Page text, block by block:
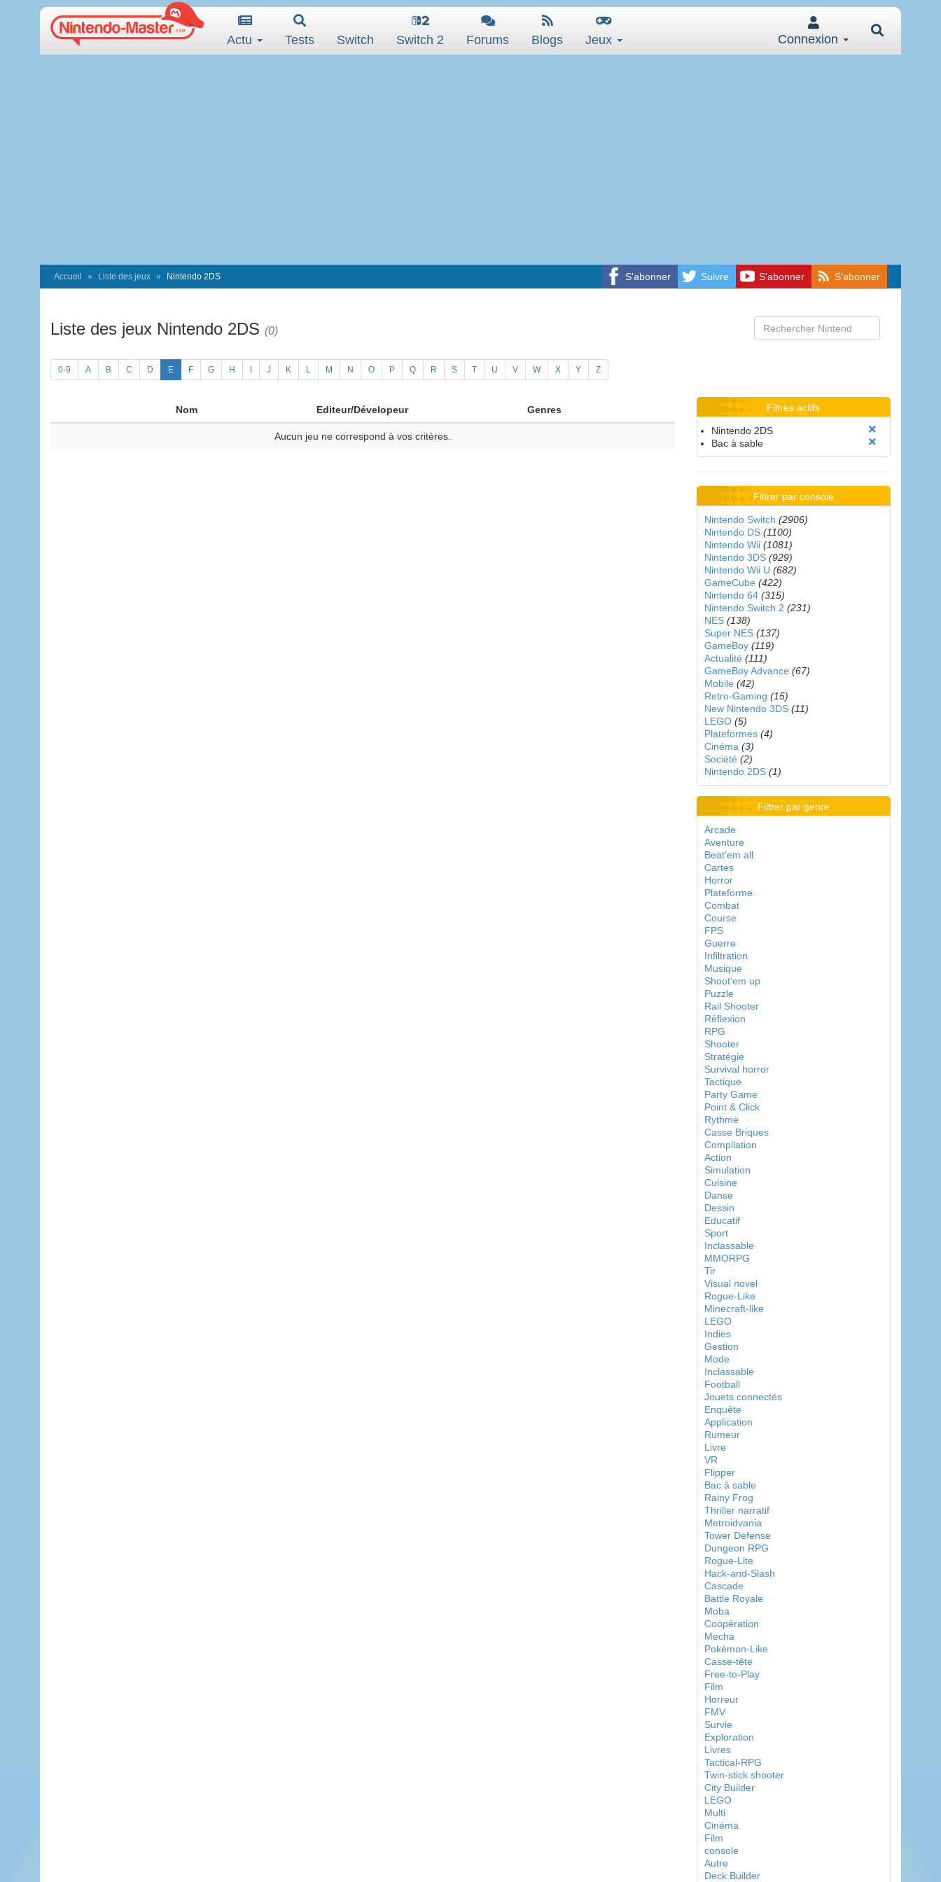
Actu Tests Switch Switch 2 Forums Blogs Jeux Connexion
S'abonner Suivre S'abonner S'abonner
Accueil Liste des jeux Nintendo 2DS
Liste des jeux Nintendo 2DS (0)
0-9 A B C D E F G H J K L M N O P Q R S T U V W X Y Z
Nom Editeur/Dévelopeur Genres
Aucun jeu ne correspond à vos critères.
Filtres actifs
Nintendo 2DS
Bac à sable
Filtrer par console
Nintendo Switch (2906)
Nintendo DS (1100)
Nintendo Wii (1081)
Nintendo 3DS (929)
Nintendo Wii U (682)
GameCube (422)
Nintendo 64 (315)
Nintendo Switch 2 (231)
NES (138)
Super NES (137)
GameBoy (119)
Actualité (111)
GameBoy Advance (67)
Mobile (42)
Retro-Gaming (15)
New Nintendo 3DS (11)
LEGO (5)
Plateformes (4)
Cinéma (3)
Société (2)
Nintendo 2DS (1)
Filtrer par genre
Arcade
Aventure
Beat'em all
Cartes
Horror
Plateforme
Combat
Course
FPS
Guerre
Infiltration
Musique
Shoot'em up
Puzzle
Rail Shooter
Réflexion
RPG
Shooter
Stratégie
Survival horror
Tactique
Party Game
Point & Click
Rythme
Casse Briques
Compilation
Action
Simulation
Cuisine
Danse
Dessin
Educatif
Sport
Inclassable
MMORPG
Tir
Visual novel
Rogue-Like
Minecraft-like
LEGO
Indies
Gestion
Mode
Inclassable
Football
Jouets connectés
Enquête
Application
Rumeur
Livre
VR
Flipper
Bac à sable
Rainy Frog
Thriller narratif
Metroidvania
Tower Defense
Dungeon RPG
Rogue-Lite
Hack-and-Slash
Cascade
Battle Royale
Moba
Coopération
Mecha
Pokémon-Like
Casse-tête
Free-to-Play
Film
Horreur
FMV
Survie
Exploration
Livres
Tactical-RPG
Twin-stick shooter
City Builder
LEGO
Multi
Cinéma
Film
console
Autre
Deck Builder